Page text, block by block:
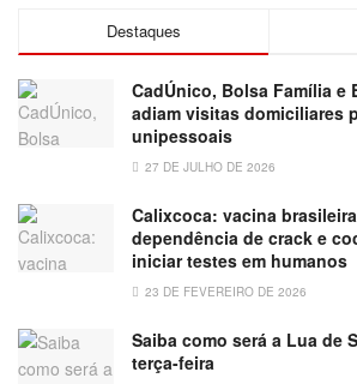
Destaques
CadÚnico, Bolsa Família e
adiam visitas domiciliares
unipessoais
27 DE JULHO DE 2026
Calixcoca: vacina
dependência de crack e
iniciar testes em humanos
23 DE FEVEREIRO DE 2026
Saiba como será a Lua de
terça-feira